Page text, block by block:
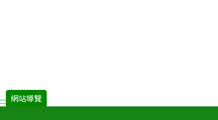
::: 網站導覽